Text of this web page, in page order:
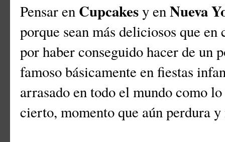
Pensar en Cupcakesy enNueva
porque sean más deliciosos que
por haber conseguido hacer de un
famoso básicamente en fiestas
arrasado en todo el mundo como
cierto, momento que aún perdura y